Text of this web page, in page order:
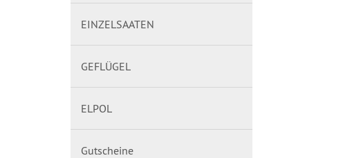
EINZELSAATEN
GEFLÜGEL
ELPOL
Gutscheine